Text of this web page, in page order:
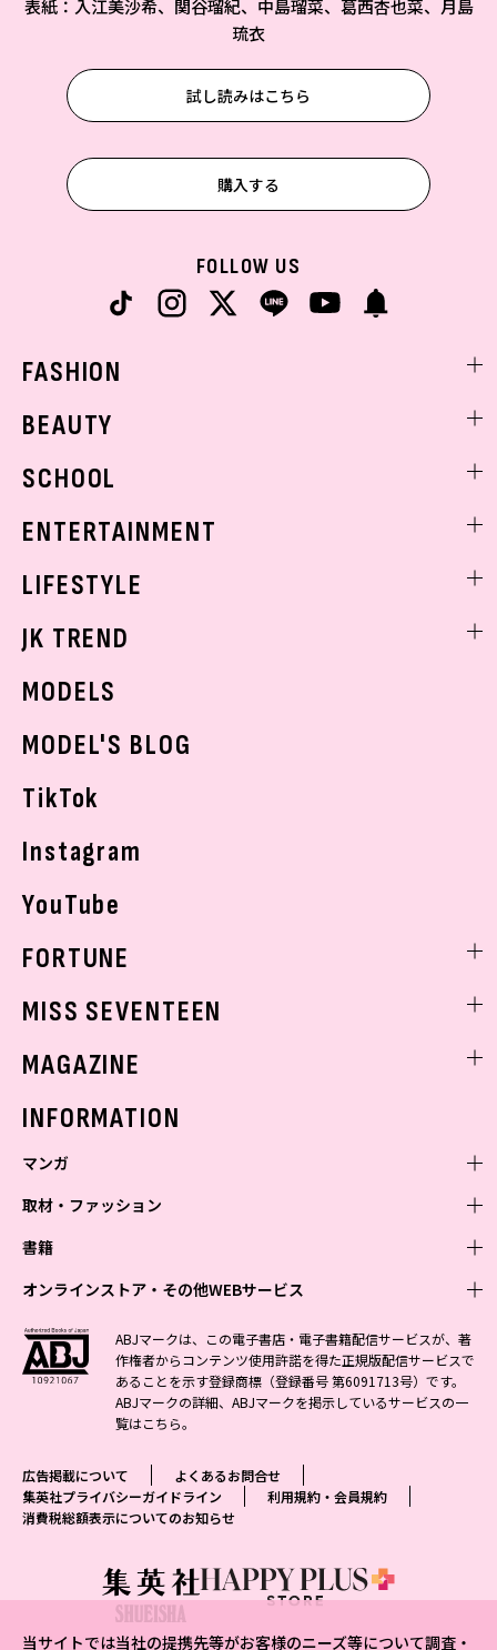
表紙：入江美沙希、関谷瑠紀、中島瑠菜、葛西杏也菜、月島
琉衣
試し読みはこちら
購入する
当サイトでは当社の提携先等がお客様のニーズ等について調査・
FOLLOW US
FASHION
着回し
BEAUTY
ベストコスメ
ボディケア
SCHOOL
学校ヘアメイク
ENTERTAINMENT
K-POP
LIFESTYLE
モデルの購入品
JK TREND
MODELS
MODEL'S BLOG
TikTok
Instagram
YouTube
FORTUNE
MISS SEVENTEEN
MAGAZINE
INFORMATION
マンガ
少年マンガ
Vジャンプ
最強ジャンプ
少年ジャンプ+
ジャンプTOON
ジャンプルーキー！
S-MANGA
集英社コミック文庫
青年マンガ
ZEBRACK
S-MANGA
集英社ジャンプリミックス
週刊ヤングジャンプ
ヤングジャンプ定期購読デジタル
となりのヤングジャンプ
グランドジャンプ
ウルトラジャンプ
少女マンガ
ZEBRACK
S-MANGA
集英社コミック文庫
マーガレット
別冊マーガレット
リマコミ
マンガMeets
女性マンガ
ジャンプTOON
集英社コミック文庫
マンガMee公式サイト
リマコミ
Cookie
取材・ファッション
ファッション・美容
BAILA
MAQUIA
eclat
T JAPAN
MEN'S NON-NO
集英社オンライン
芸能・情報・スポーツ
週プレNEWS
週プレ グラジャパ!
書籍
文芸・文庫・総合
小説すばる
集英社 文芸ステーション
web 集英社文庫
アジア人物史
学芸・ノンフィクション・新書
1日5分で、明日は変わる よみタイ yomitai
集英社学芸部 - 学芸・ノンフィクション
集英社ビジネス書
集英社新書プラス - 知の水先案内人
kotoba
情報・知識＆オピニオン imidas
ライトノベル・ノベライズ
集英社オレンジ文庫
JUMP j-BOOKS
ダッシュエックス文庫公式サイト
集英社Webマガジン コバルト
集英社の児童図書 S-KIDS.LAND
オンラインストア・その他WEBサービス
オンラインストア
OTO
SHUEISHA MANGA-ART HERITAGE
ジャンプキャラクターズストア
HAPPY PLUS STORE
SHUEISHA VOX
LEEマルシェ
eclat premium
その他WEBサービス
集英社アドナビ
集英社エディターズ・ラボ
ABJマークは、この電子書店・電子書籍配信サービスが、著
作権者からコンテンツ使用許諾を得た正規版配信サービスで
あることを示す登録商標（登録番号 第6091713号）です。
ABJマークの詳細、ABJマークを掲示しているサービスの一
覧はこちら。
広告掲載について
よくあるお問合せ
集英社プライバシーガイドライン
利用規約・会員規約
消費税総額表示についてのお知らせ